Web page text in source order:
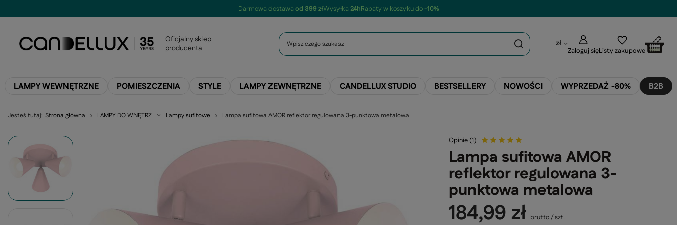
Darmowa dostawa od 399 złWysyłka 24hRabaty w koszyku do-10%
Oficjalny sklep
producenta
zł
Zaloguj sięListy zakupowe
LAMPY WEWNĘTRZNE POMIESZCZENIA STYLE LAMPY ZEWNĘTRZNE CANDELLUX STUDIO BESTSELLERY NOWOŚCI WYPRZEDAŻ -80% B2B
Jesteś tutaj: Strona główna LAMPY DO WNĘTRZ Lampy sufitowe Lampa sufitowa AMOR reflektor regulowana 3-punktowa metalowa
Opinie (1)
Lampa sufitowa AMOR
reflektor regulowana 3-
punktowa metalowa
184,99 zł brutto/szt.